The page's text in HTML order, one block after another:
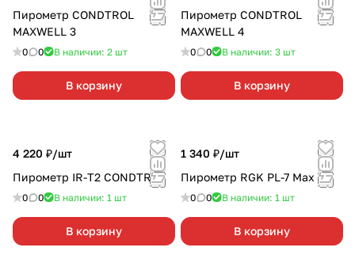
Пирометр CONDTROL
MAXWELL 3
0 0 В наличии: 2 шт
В корзину
Пирометр CONDTROL
MAXWELL 4
0 0 В наличии: 3 шт
В корзину
4 220 ₽/шт
Пирометр IR-T2 CONDTROL
0 0 В наличии: 1 шт
В корзину
1 340 ₽/шт
Пирометр RGK PL-7 Max
0 0 В наличии: 1 шт
В корзину